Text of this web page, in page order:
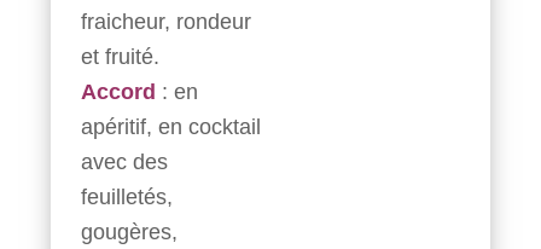
fraicheur, rondeur
et fruité.
Accord : en
apéritif, en cocktail
avec des
feuilletés,
gougères,